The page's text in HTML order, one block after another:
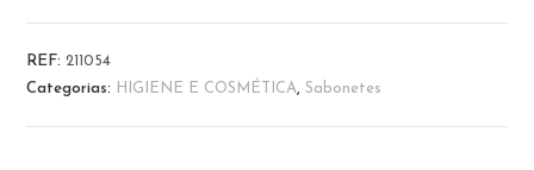
Sabonete
Sal
REF:211054
Categorias:
HIGIENE E COSMÉTICA,Sabonetes